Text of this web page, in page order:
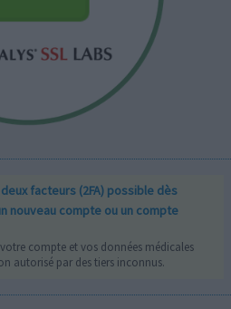
facteurs (2FA) possible dès
nouveau compte ou un compte
compte et vos données médicales
autorisé par des tiers inconnus.